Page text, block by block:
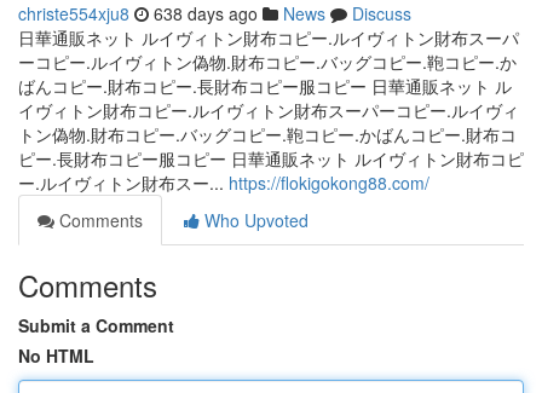
christe554xju8 638 days ago News
Discuss
日華通販ネット ルイヴィトン財布コピー.ルイヴィトン財布スーパ
ーコピー.ルイヴィトン偽物.財布コピー.バッグコピー.鞄コピー.か
ばんコピー.財布コピー.長財布コピー服コピー 日華通販ネット ル
イヴィトン財布コピー.ルイヴィトン財布スーパーコピー.ルイヴィ
トン偽物.財布コピー.バッグコピー.鞄コピー.かばんコピー.財布コ
ピー.長財布コピー服コピー 日華通販ネット ルイヴィトン財布コピ
ー.ルイヴィトン財布スー... https://flokigokong88.com/
Comments
Who Upvoted
Comments
Submit a Comment
No HTML